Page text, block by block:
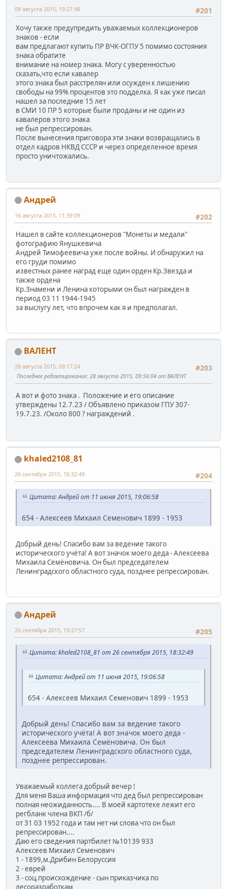
#201
09 августа 2015, 19:27:48
Хочу также предупредить уважаемых коллекционеров
знаков - если
вам предлагают купить ПР ВЧК-ОГПУ 5 помимо состояния
знака обратите
внимание на номер знака. Могу с уверенностью
сказать,что если кавалер
этого знака был расстрелян или осужден к лишению
свободы на 99% процентов это подделка. Я как уже писал
нашел за последние 15 лет
в СМИ 10 ПР 5 которые были проданы и не один из
кавалеров этого знака
не был репрессирован.
После вынесения приговора эти знаки возвращались в
отдел кадров НКВД СССР и через определенное время
просто уничтожались.
Андрей
#202
16 августа 2015, 11:39:09
Нашел в сайте коллекционеров "Монеты и медали"
фотографию Янушкевича
Андрей Тимофеевича уже после войны. И обнаружил на
его груди помимо
известных ранее наград еще один орден Кр.Звезда и
также ордена
Кр.Знамени и Ленина которыми он был награжден в
период 03 11 1944-1945
за выслугу лет, что впрочем как я и предполагал.
ВАЛЕНТ
#203
28 августа 2015, 09:17:24
Последнее редактирование: 28 августа 2015, 09:56:04 от ВАЛЕНТ
А вот и фото знака . Положение и его описание
утверждены 12.7.23 / Объявлено приказом ГПУ 307-
19.7.23. /Около 800 ? награждений .
khaled2108_81
#204
26 сентября 2015, 18:32:49
Цитата: Андрей от 11 июня 2015, 19:06:58
654 - Алексеев Михаил Семенович 1899 - 1953
Добрый день! Спасибо вам за ведение такого
исторического учёта! А вот значок моего деда - Алексеева
Михаила Семёновича. Он был председателем
Ленинградского областного суда, позднее репрессирован.
Андрей
#205
26 сентября 2015, 19:27:57
Цитата: khaled2108_81 от 26 сентября 2015, 18:32:49
Цитата: Андрей от 11 июня 2015, 19:06:58
654 - Алексеев Михаил Семенович 1899 - 1953
Добрый день! Спасибо вам за ведение такого
исторического учёта! А вот значок моего деда -
Алексеева Михаила Семёновича. Он был
председателем Ленинградского областного суда,
позднее репрессирован.
Уважаемый коллега добрый вечер !
Для меня Ваша информация что дед был репрессирован
полная неожиданность.... В моей картотеке лежит его
регбланк члена ВКП /б/
от 31 03 1952 года и там нет ни слова что он был
репрессирован....
Даю его сведения партбилет №10139 933
Алексеев Михаил Семенович
1 - 1899,м.Дрибин Белоруссия
2 - еврей
3 - соц.происхождение - сын приказчика по
лесоразработкам